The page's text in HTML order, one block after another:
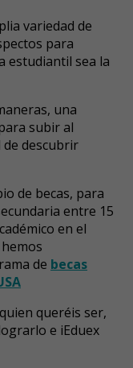
variedad de
para
estudiantil sea la
una
subir al
descubrir
de becas, para
entre 15
en el
de becas
queréis ser,
e iEduex